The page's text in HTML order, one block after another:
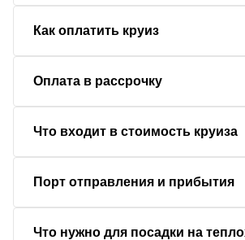
Как оплатить круиз
Оплата в рассрочку
Что входит в стоимость круиза
Порт отправления и прибытия
Что нужно для посадки на